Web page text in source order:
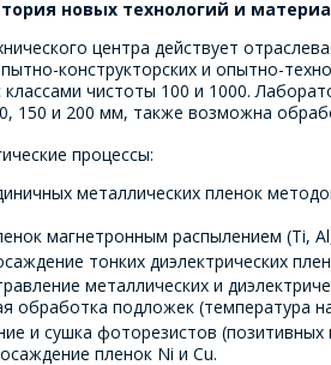
новых технологий и
центра действует
конструкторских и опытно-
чистоты 100 и 1000.
150 и 200 мм, также возможна
процессы:
металлических пленок
магнетронным распылением (Ti,
тонких диэлектрических
металлических и
обработка подложек (температура
и сушка фоторезистов
пленок Ni и Cu.